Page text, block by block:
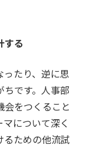
する
たり、逆に思
ちです。人事部
をつくること
について深く
るための他流試